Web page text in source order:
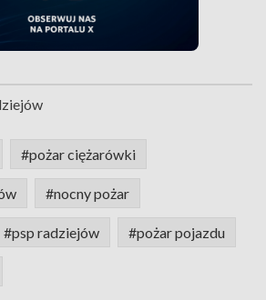
#pożar ciężarówki
#nocny pożar
#psp radziejów #pożar pojazdu